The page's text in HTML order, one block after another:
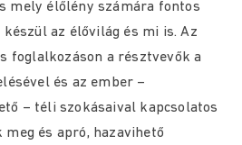
mely élőlény számára fontos
az élővilág és mi is. Az
foglalkozáson a résztvevők a
és az ember –
– téli szokásaival kapcsolatos
és apró, hazavihető